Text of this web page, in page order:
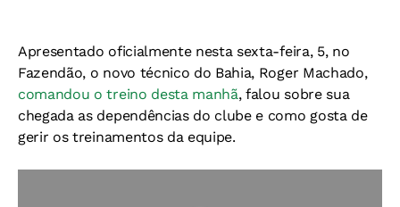
Apresentado oficialmente nesta sexta-feira, 5, no
Fazendão, o novo técnico do Bahia, Roger Machado,
comandou o treino desta manhã, falou sobre sua
chegada as dependências do clube e como gosta de
gerir os treinamentos da equipe.